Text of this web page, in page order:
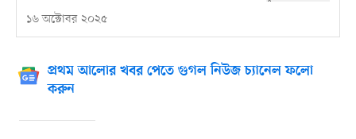
১৬ অক্টোবর ২০২৫
প্রথম আলোর খবর পেতে গুগল নিউজ চ্যানেল ফলো
করুন